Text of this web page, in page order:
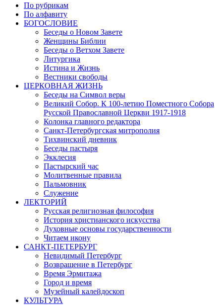
По рубрикам
По алфавиту
БОГОСЛОВИЕ
Беседы о Новом Завете
Женщины Библии
Беседы о Ветхом Завете
Литургика
Истина и Жизнь
Вестники свободы
ЦЕРКОВНАЯ ЖИЗНЬ
Беседы на Символ веры
Великий Собор. К 100-летию Поместного Собора
Русской Православной Церкви 1917-1918
Колонка главного редактора
Санкт-Петербургская митрополия
Тихвинский дневник
Беседы пастыря
Экклесия
Пастырский час
Молитвенные правила
Пальмовник
Служение
ЛЕКТОРИЙ
Русская религиозная философия
История христианского искусства
Духовные основы государственности
Читаем икону
САНКТ-ПЕТЕРБУРГ
Невидимый Петербург
Возвращение в Петербург
Время Эрмитажа
Город и время
Музейный калейдоскоп
КУЛЬТУРА